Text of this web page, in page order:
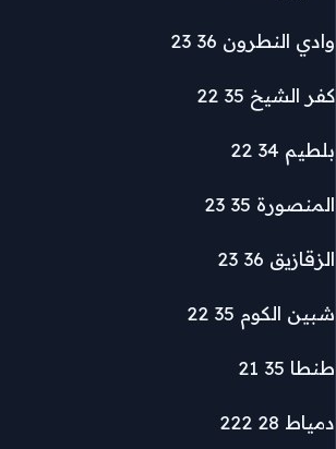
وادي النطرون 36 23
كفر الشيخ 35 22
بلطيم 34 22
المنصورة 35 23
الزقازيق 36 23
شبين الكوم 35 22
طنطا 35 21
دمياط 28 222